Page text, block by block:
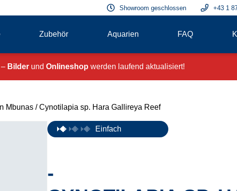
Showroom geschlossen +43 1
Zubehör Aquarien FAQ
Bilderund Onlineshop werden laufend aktualisiert!
Mbunas/ Cynotilapia sp. Hara Gallireya Reef
Einfach
-